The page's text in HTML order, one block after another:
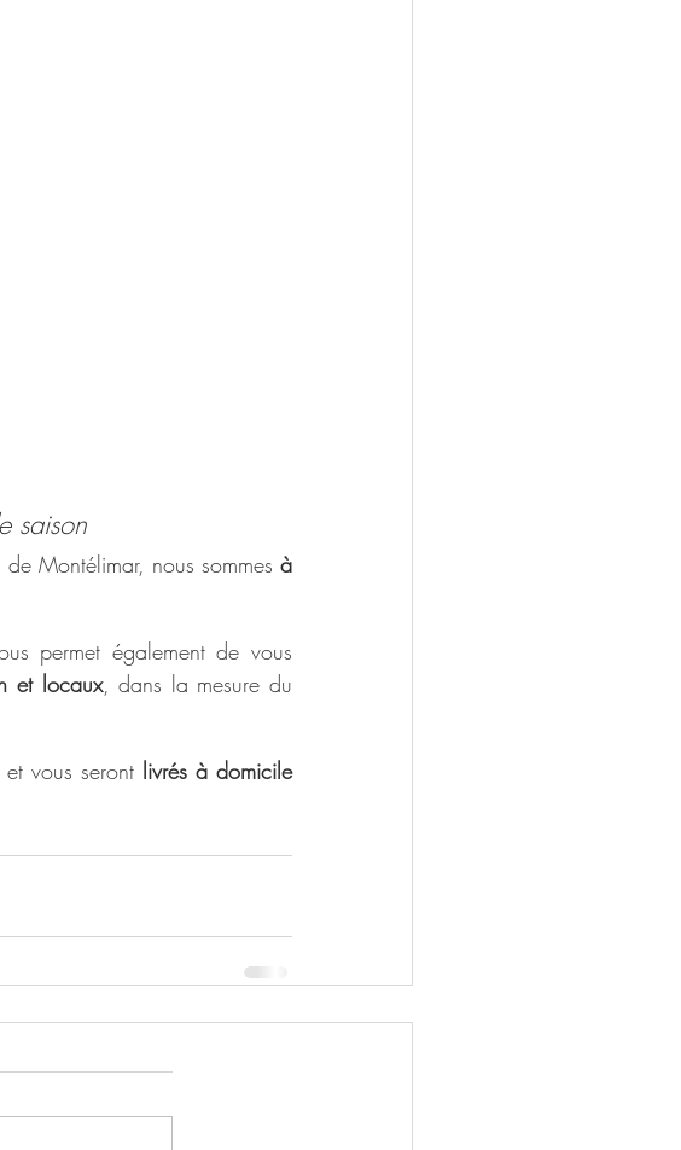
saison
Montélimar, nous sommes à
permet également de vous
et locaux, dans la mesure du
vous seront livrés à domicile